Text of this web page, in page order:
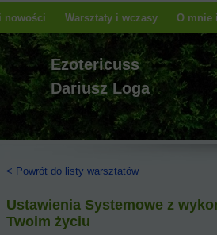
nowości Warsztaty i wczasy O mnie
Ezotericuss
Dariusz Loga
< Powrót do listy warsztatów
Ustawienia Systemowe z
Twoim życiu